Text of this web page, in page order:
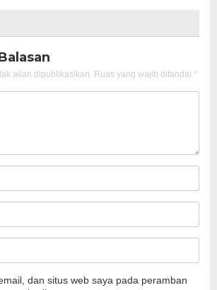
akan dipublikasikan. Ruas yang wajib ditandai *
dan situs web saya pada peramban